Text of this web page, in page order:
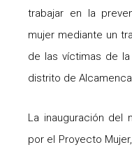
trabajar en la
mujer mediante un
de las víctimas de
distrito de
La inauguración del
por el Proyecto